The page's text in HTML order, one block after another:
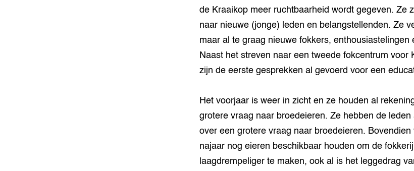
de Kraaikop meer ruchtbaarheid wordt gegeven. Ze
naar nieuwe (jonge) leden en belangstellenden. Ze
maar al te graag nieuwe fokkers, enthousiastelingen
Naast het streven naar een tweede fokcentrum voor
zijn de eerste gesprekken al gevoerd voor een
Het voorjaar is weer in zicht en ze houden al
grotere vraag naar broedeieren. Ze hebben de leden
over een grotere vraag naar broedeieren. Bovendien
najaar nog eieren beschikbaar houden om de fokkerij
laagdrempeliger te maken, ook al is het leggedrag